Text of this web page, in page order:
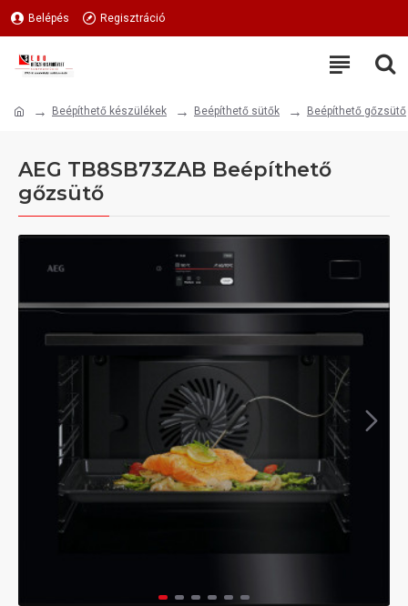
Belépés Regisztráció
Beépíthető készülékek Beépíthető sütők Beépíthető gőzsütő
AEG TB8SB73ZAB Beépíthető
gőzsütő